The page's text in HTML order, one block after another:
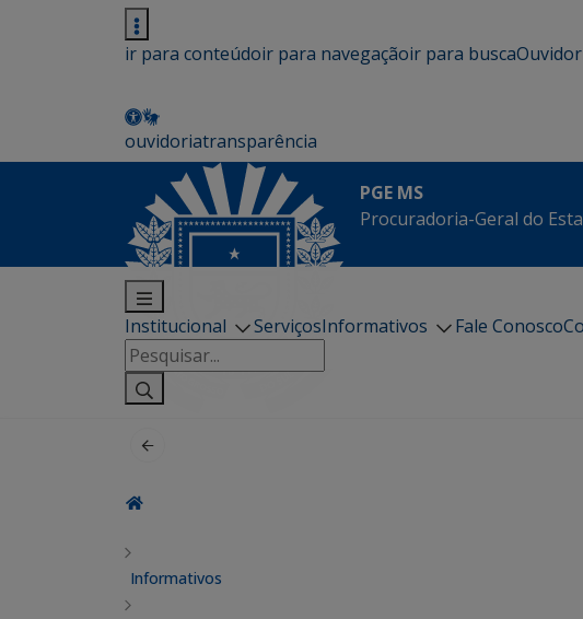
ir para conteúdoir para navegaçãoir para busca
ouvidoriatransparência
PGE MS
Procuradoria-Geral do
Institucional ServiçosInformativos Fale Conosco
Pesquisar
por:
Informativos